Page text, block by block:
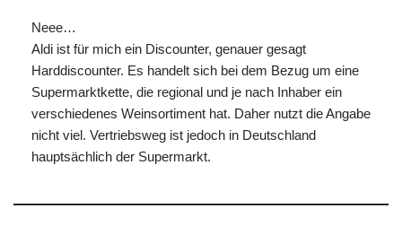
Neee…
Aldi ist für mich ein Discounter, genauer gesagt
Harddiscounter. Es handelt sich bei dem Bezug um eine
Supermarktkette, die regional und je nach Inhaber ein
verschiedenes Weinsortiment hat. Daher nutzt die Angabe
nicht viel. Vertriebsweg ist jedoch in Deutschland
hauptsächlich der Supermarkt.